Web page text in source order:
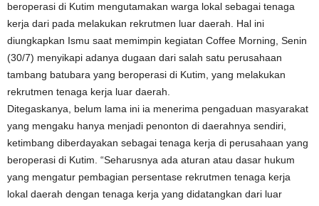
beroperasi di Kutim mengutamakan warga lokal sebagai tenaga
kerja dari pada melakukan rekrutmen luar daerah. Hal ini
diungkapkan Ismu saat memimpin kegiatan Coffee Morning, Senin
(30/7) menyikapi adanya dugaan dari salah satu perusahaan
tambang batubara yang beroperasi di Kutim, yang melakukan
rekrutmen tenaga kerja luar daerah.
Ditegaskanya, belum lama ini ia menerima pengaduan masyarakat
yang mengaku hanya menjadi penonton di daerahnya sendiri,
ketimbang diberdayakan sebagai tenaga kerja di perusahaan yang
beroperasi di Kutim. “Seharusnya ada aturan atau dasar hukum
yang mengatur pembagian persentase rekrutmen tenaga kerja
lokal daerah dengan tenaga kerja yang didatangkan dari luar